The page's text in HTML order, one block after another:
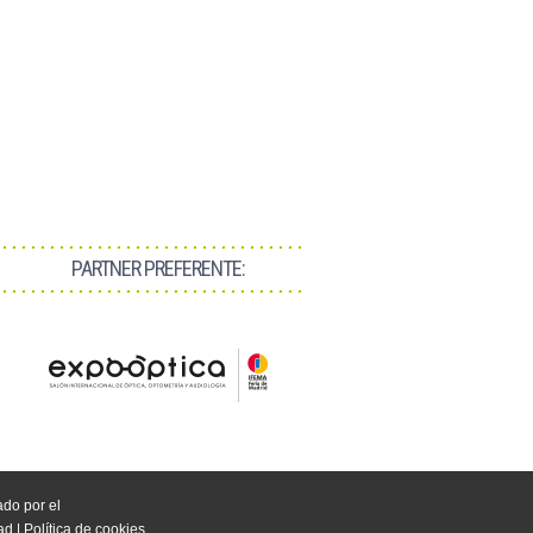
PARTNER PREFERENTE:
por el
Política de cookies